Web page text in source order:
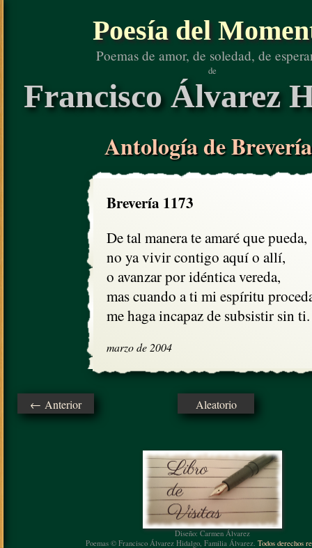
Poesía del
Poemas de amor, de soledad, de
de
Francisco Álvarez
Antología de
Brevería 1173
De tal manera te amaré que pueda,
no ya vivir contigo aquí o allí,
o avanzar por idéntica vereda,
mas cuando a ti mi espíritu
me haga incapaz de subsistir sin ti.
marzo de 2004
← Anterior Aleatorio
Diseño: Carmen Álvarez
Poemas © Francisco Álvarez Hidalgo, Familia Álvarez. Todos derechos